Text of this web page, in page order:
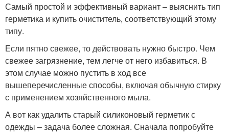
Самый простой и эффективный вариант – выяснить тип
герметика и купить очиститель, соответствующий этому
типу.
Если пятно свежее, то действовать нужно быстро. Чем
свежее загрязнение, тем легче от него избавиться. В
этом случае можно пустить в ход все
вышеперечисленные способы, включая обычную стирку
с применением хозяйственного мыла.
А вот как удалить старый силиконовый герметик с
одежды – задача более сложная. Сначала попробуйте